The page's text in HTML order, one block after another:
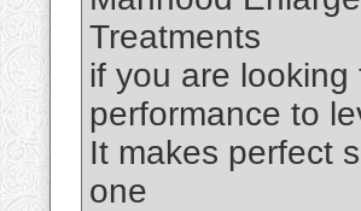
Treatments
if you are
performance to
It makes perfect
one